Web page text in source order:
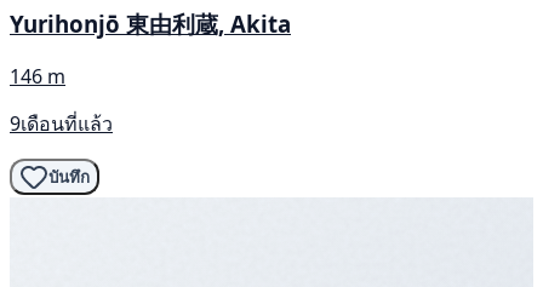
Yurihonjō 東由利蔵, Akita
146 m
9เดือนที่แล้ว
บันทึก